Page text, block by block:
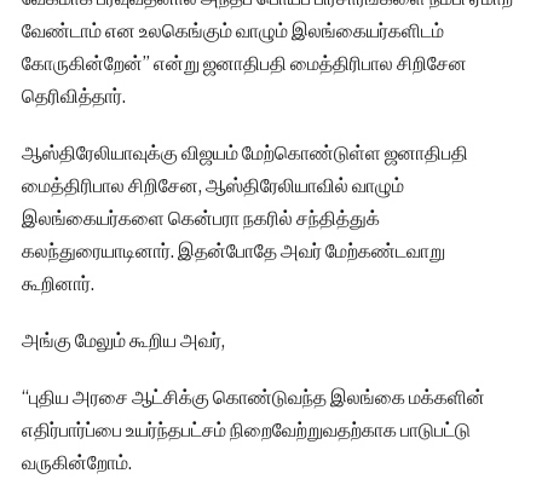
வேண்டாம் என உலகெங்கும் வாழும் இலங்கையர்களிடம்
கோருகின்றேன்” என்று ஜனாதிபதி மைத்திரிபால சிறிசேன
தெரிவித்தார்.
ஆஸ்திரேலியாவுக்கு விஜயம் மேற்கொண்டுள்ள ஜனாதிபதி
மைத்திரிபால சிறிசேன, ஆஸ்திரேலியாவில் வாழும்
இலங்கையர்களை கென்பரா நகரில் சந்தித்துக்
கலந்துரையாடினார். இதன்போதே அவர் மேற்கண்டவாறு
கூறினார்.
அங்கு மேலும் கூறிய அவர்,
“புதிய அரசை ஆட்சிக்கு கொண்டுவந்த இலங்கை மக்களின்
எதிர்பார்ப்பை உயர்ந்தபட்சம் நிறைவேற்றுவதற்காக பாடுபட்டு
வருகின்றோம்.